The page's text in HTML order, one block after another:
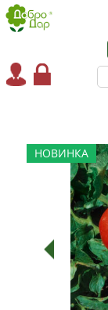
НОВИНКА